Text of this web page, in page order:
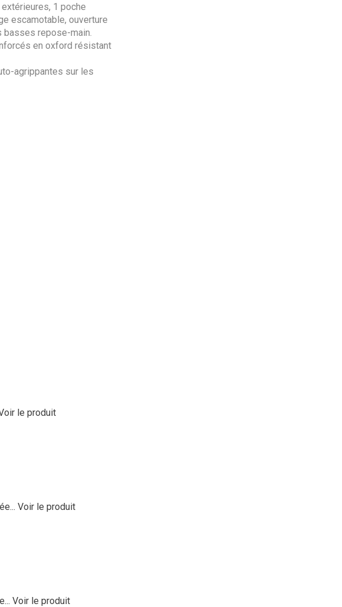
1 poche
escamotable, ouverture
basses repose-main.
en oxford résistant
agrippantes sur les
le produit
Voir le produit
Voir le produit